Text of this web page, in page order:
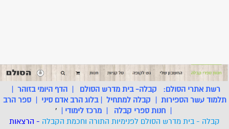
רשת אתרי הסולם: קבלה- בית מדרש הסולם |הדף היומי בזוהר |
תלמוד עשר הספירות | קבלה למתחיל |בלוג הרב אדם סיני |ספר הרב
| חנות ספרי קבלה | מרכז לימודי |
'
קבלה - בית מדרש הסולם לפנימיות התורה וחכמת הקבלה - הרצאות